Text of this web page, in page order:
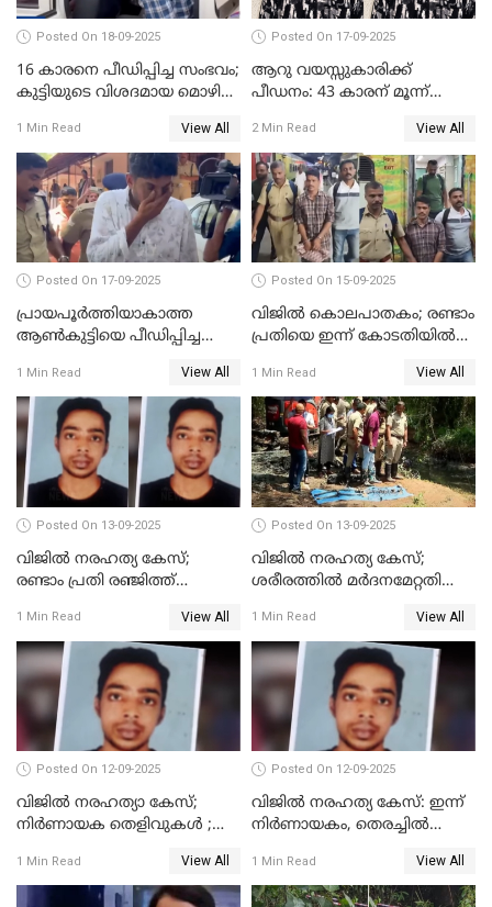
Posted On 18-09-2025
16 കാരനെ പീഡിപ്പിച്ച സംഭവം;
കുട്ടിയുടെ വിശദമായ മൊഴി
1 Min Read View All
Posted On 17-09-2025
ആറു വയസ്സുകാരിക്ക്
പീഡനം: 43 കാരന് മൂന്ന്
പിഴയും ശിക്ഷ
2 Min Read View All
Posted On 17-09-2025
പ്രായപൂർത്തിയാകാത്ത
ആൺകുട്ടിയെ പീഡിപ്പിച്ച
അറസ്റ്റിൽ
1 Min Read View All
Posted On 15-09-2025
വിജിൽ കൊലപാതകം; രണ്ടാം
പ്രതിയെ ഇന്ന് കോടതിയിൽ
1 Min Read View All
Posted On 13-09-2025
വിജിൽ നരഹത്യ കേസ്;
രണ്ടാം പ്രതി രഞ്ജിത്ത്
1 Min Read View All
Posted On 13-09-2025
വിജില്‍ നരഹത്യ കേസ്;
ശരീരത്തില്‍ മര്‍ദനമേറ്റതിന്റെ
റിപ്പോർട്ട് പുറത്ത്
1 Min Read View All
Posted On 12-09-2025
വിജിൽ നരഹത്യാ കേസ്;
നിർണായക തെളിവുകൾ ;
താടിയെല്ലും ലഭിച്ചു
1 Min Read View All
Posted On 12-09-2025
വിജിൽ നരഹത്യ കേസ്: ഇന്ന്
നിർണായകം, തെരച്ചിൽ
1 Min Read View All